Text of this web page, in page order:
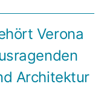
Verona
Architektur